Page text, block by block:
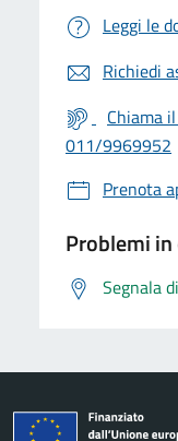
Leggi le
Richiedi
Chiama
011/9969952
Prenota
Problemi
Segnala